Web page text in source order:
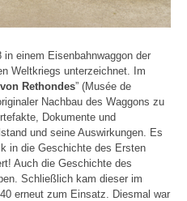
in einem Eisenbahnwaggon der
Weltkriegs unterzeichnet. Im
Rethondes” (Musée de
Nachbau des Waggons zu
Dokumente und
und seine Auswirkungen. Es
in die Geschichte des Ersten
Auch die Geschichte des
Schließlich kam dieser im
erneut zum Einsatz. Diesmal war